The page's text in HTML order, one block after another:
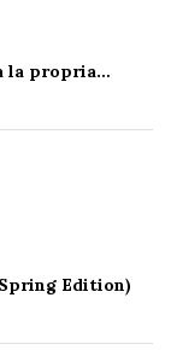
la propria…
Edition)